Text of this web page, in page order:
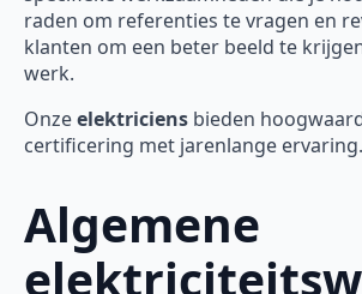
raden om referenties te vragen en
klanten om een beter beeld te
werk.
Onzeelektriciens bieden
certificering met jarenlange ervaring.
Algemene